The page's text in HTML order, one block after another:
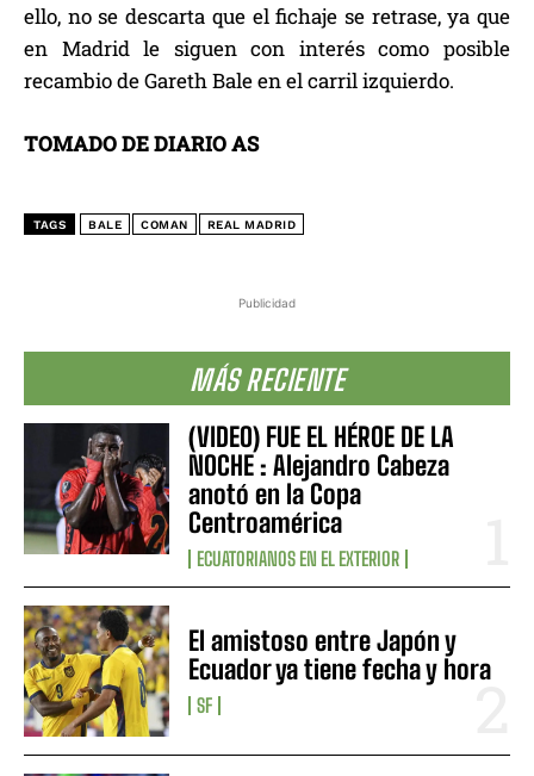
Publicidad
MÁS RECIENTE
(VIDEO) FUE EL HÉROE DE LA
NOCHE : Alejandro Cabeza
anotó en la Copa
Centroamérica
ECUATORIANOS EN EL EXTERIOR
El amistoso entre Japón y
Ecuador ya tiene fecha y hora
SF
ello, no se descarta que el fichaje se retrase, ya que
en Madrid le siguen con interés como posible
recambio de Gareth Bale en el carril izquierdo.
TOMADO DE DIARIO AS
TAGS BALE COMAN REAL MADRID